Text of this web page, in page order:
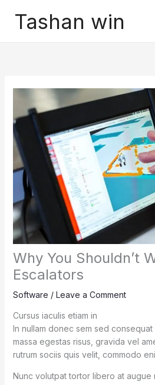
contentTashan win
Why You Shouldn’t
Escalators
Software / Leave a Comment
Cursus iaculis etiam in
In nullam donec sem sed
massa egestas risus, gravida vel
rutrum sociis quis velit, commodo
Nunc volutpat tortor libero at augue